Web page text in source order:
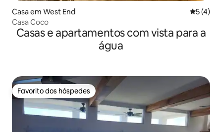
Casa em West End
5 (4)
Casa Coco
Casas e apartamentos com vista para a
água
Favorito dos hóspedes
Favorito dos hóspedes